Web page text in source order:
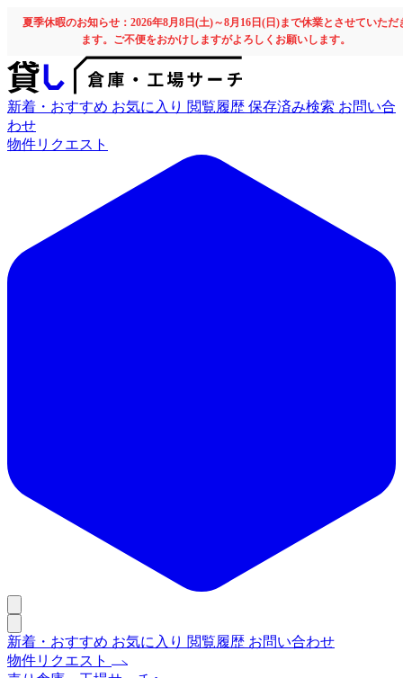
夏季休暇のお知らせ：2026年8月8日(土)～8月16日(日)まで休業とさせていただ
ます。ご不便をおかけしますがよろしくお願いします。
新着・おすすめ お気に入り 閲覧履歴 保存済み検索 お問い合
わせ
物件リクエスト
新着・おすすめ お気に入り 閲覧履歴 お問い合わせ
物件リクエスト